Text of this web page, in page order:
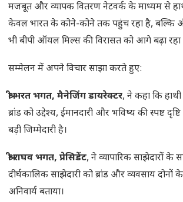
मजबूत और व्यापक वितरण नेटवर्क के माध्यम से
केवल भारत के कोने-कोने तक पहुंच रहा है, बल्कि
भी बीपी ऑयल मिल्स की विरासत को आगे बढ़ा रहा
सम्मेलन में अपने विचार साझा करते हुए:
श्री भरत भगत, मैनेजिंग डायरेक्टर, ने कहा कि हाथी
ब्रांड को उद्देश्य, ईमानदारी और भविष्य की स्पष्ट
बड़ी जिम्मेदारी है।
श्री राघव भगत, प्रेसिडेंट, ने व्यापारिक साझेदारों
दीर्घकालिक साझेदारी को ब्रांड और व्यवसाय
अनिवार्य बताया।